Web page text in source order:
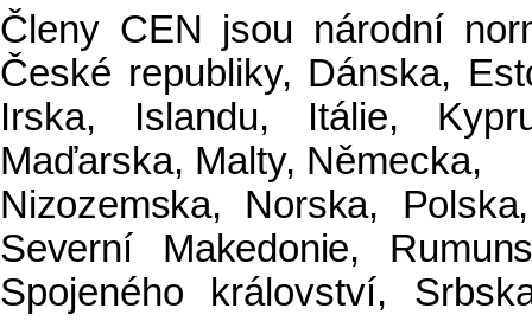
Členy CEN jsou národní
České republiky, Dánska,
Irska, Islandu, Itálie,
Maďarska, Malty, Německa,
Nizozemska, Norska,
Severní Makedonie,
Spojeného království,